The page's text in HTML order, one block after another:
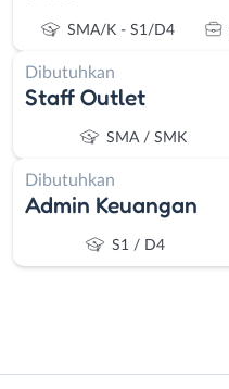
SMA/K - S1/D4
Dibutuhkan
Staff Outlet
SMA / SMK
Dibutuhkan
Admin Keuangan
S1 / D4
Administrasi
Bebas